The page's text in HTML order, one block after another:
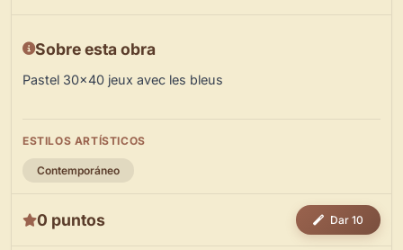
Sobre esta obra
Pastel 30×40 jeux avec les bleus
ESTILOS ARTÍSTICOS
Contemporáneo
0 puntos Dar 10